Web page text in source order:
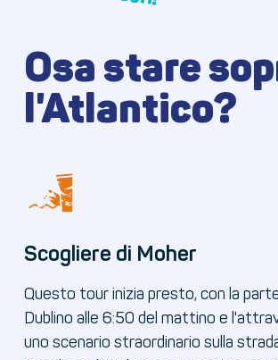
Osa stare
l'Atlantico?
Scogliere di Moher
Questo tour inizia presto, con la
Dublino alle 6:50 del mattino e
uno scenario straordinario sulla